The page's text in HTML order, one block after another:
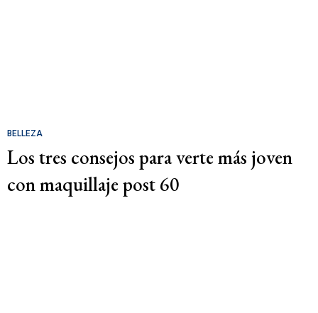
BELLEZA
Los tres consejos para verte más joven
con maquillaje post 60